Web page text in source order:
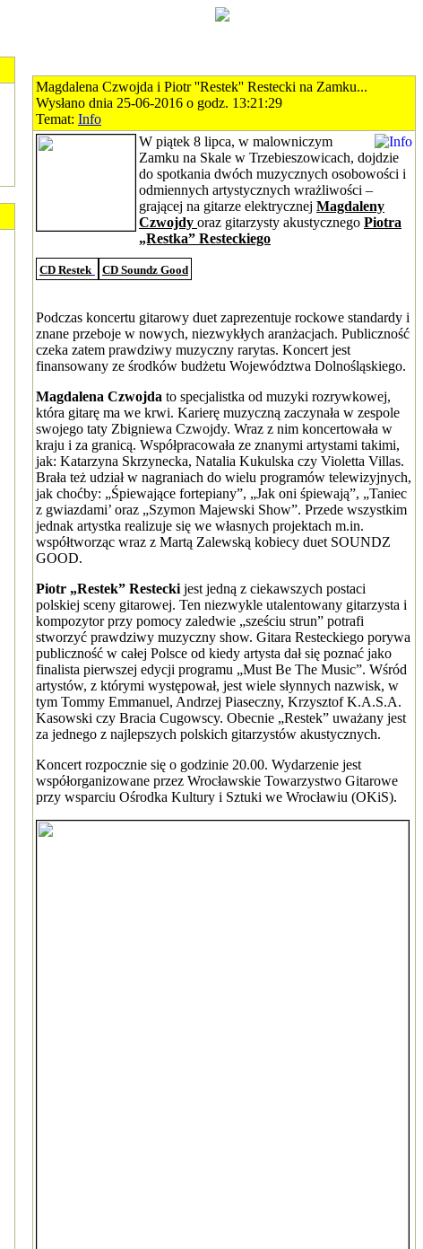
Magdalena Czwojda i Piotr ''Restek'' Restecki na Zamku...
Wysłano dnia 25-06-2016 o godz. 13:21:29
Temat: Info
W piątek 8 lipca, w malowniczym
Zamku na Skale w Trzebieszowicach, dojdzie
do spotkania dwóch muzycznych osobowości i
odmiennych artystycznych wrażliwości –
grającej na gitarze elektrycznej Magdaleny
Czwojdy oraz gitarzysty akustycznego Piotra
„Restka” Resteckiego
CD Restek CD Soundz Good
Podczas koncertu gitarowy duet zaprezentuje rockowe standardy i
znane przeboje w nowych, niezwykłych aranżacjach. Publiczność
czeka zatem prawdziwy muzyczny rarytas. Koncert jest
finansowany ze środków budżetu Województwa Dolnośląskiego.
Magdalena Czwojda to specjalistka od muzyki rozrywkowej,
która gitarę ma we krwi. Karierę muzyczną zaczynała w zespole
swojego taty Zbigniewa Czwojdy. Wraz z nim koncertowała w
kraju i za granicą. Współpracowała ze znanymi artystami takimi,
jak: Katarzyna Skrzynecka, Natalia Kukulska czy Violetta Villas.
Brała też udział w nagraniach do wielu programów telewizyjnych,
jak choćby: „Śpiewające fortepiany”, „Jak oni śpiewają”, „Taniec
z gwiazdami’ oraz „Szymon Majewski Show”. Przede wszystkim
jednak artystka realizuje się we własnych projektach m.in.
współtworząc wraz z Martą Zalewską kobiecy duet SOUNDZ
GOOD.
Piotr „Restek” Restecki jest jedną z ciekawszych postaci
polskiej sceny gitarowej. Ten niezwykle utalentowany gitarzysta i
kompozytor przy pomocy zaledwie „sześciu strun” potrafi
stworzyć prawdziwy muzyczny show. Gitara Resteckiego porywa
publiczność w całej Polsce od kiedy artysta dał się poznać jako
finalista pierwszej edycji programu „Must Be The Music”. Wśród
artystów, z którymi występował, jest wiele słynnych nazwisk, w
tym Tommy Emmanuel, Andrzej Piaseczny, Krzysztof K.A.S.A.
Kasowski czy Bracia Cugowscy. Obecnie „Restek” uważany jest
za jednego z najlepszych polskich gitarzystów akustycznych.
Koncert rozpocznie się o godzinie 20.00. Wydarzenie jest
współorganizowane przez Wrocławskie Towarzystwo Gitarowe
przy wsparciu Ośrodka Kultury i Sztuki we Wrocławiu (OKiS).